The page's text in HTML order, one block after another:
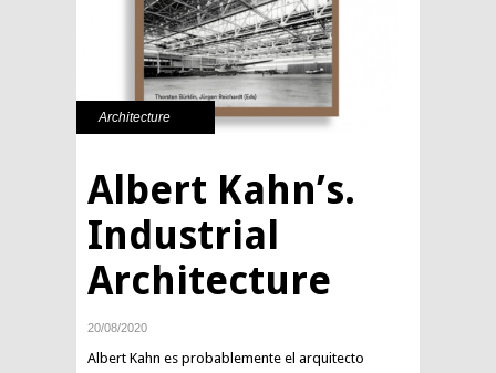
Architecture
Albert Kahn’s.
Industrial
Architecture
20/08/2020
Albert Kahn es probablemente el arquitecto